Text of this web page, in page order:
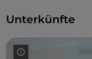
Schokolade
Der Park beherbergt
darunter
Unterkünfte